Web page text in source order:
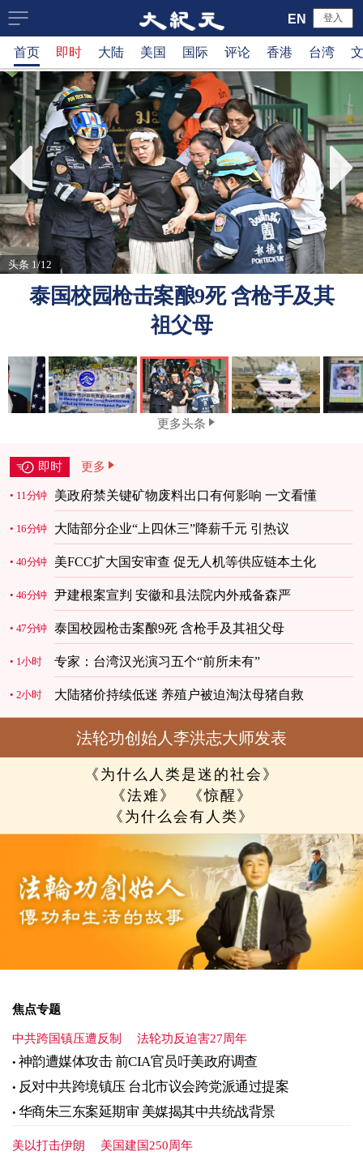
大
纪
元
新
闻
网
登入
EN
首页 即时 大陆 美国 国际 评论 香港 台湾
头条 1/12
泰国校园枪击案酿9死 含枪手及其
祖父母
更多头条
即时 更多
11分钟 美政府禁关键矿物废料出口有何影响 一文看懂
16分钟 大陆部分企业“上四休三”降薪千元 引热议
40分钟 美FCC扩大国安审查 促无人机等供应链本土化
46分钟 尹建根案宣判 安徽和县法院内外戒备森严
47分钟 泰国校园枪击案酿9死 含枪手及其祖父母
1小时 专家：台湾汉光演习五个“前所未有”
2小时 大陆猪价持续低迷 养殖户被迫淘汰母猪自救
法轮功创始人李洪志大师发表
《为什么人类是迷的社会》
《法难》
《惊醒》
《为什么会有人类》
焦点专题
中共跨国镇压遭反制 法轮功反迫害27周年
神韵遭媒体攻击 前CIA官员吁美政府调查
反对中共跨境镇压 台北市议会跨党派通过提案
华商朱三东案延期审 美媒揭其中共统战背景
美以打击伊朗 美国建国250周年